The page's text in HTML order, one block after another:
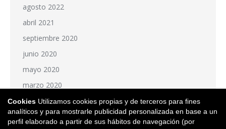
agosto 2022
abril 2021
septiembre 2020
junio 2020
mayo 2020
marzo 2020
julio 2019
agosto 2018
Cookies Utilizamos cookies propias y de terceros para fines
analíticos y para mostrarle publicidad personalizada en base a un
perfil elaborado a partir de sus hábitos de navegación (por